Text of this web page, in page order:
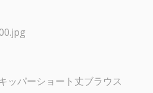
ッパーショート丈ブラウス